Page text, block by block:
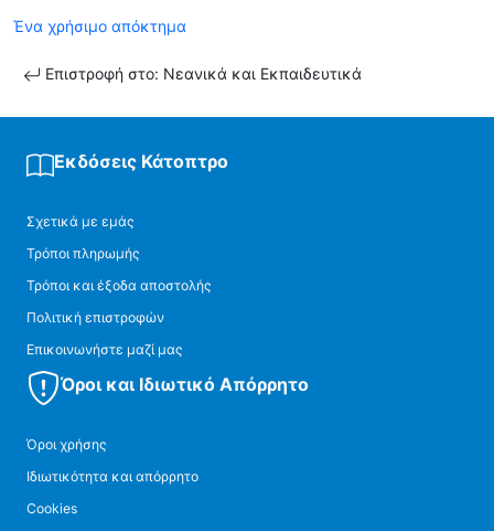
Ένα χρήσιμο απόκτημα
Επιστροφή στο: Νεανικά και Εκπαιδευτικά
Εκδόσεις Κάτοπτρο
Σχετικά με εμάς
Τρόποι πληρωμής
Τρόποι και έξοδα αποστολής
Πολιτική επιστροφών
Επικοινωνήστε μαζί μας
Όροι και Ιδιωτικό Απόρρητο
Όροι χρήσης
Ιδιωτικότητα και απόρρητο
Cookies